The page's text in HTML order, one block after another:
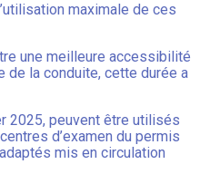
maximale de ces
une meilleure accessibilité
de la conduite, cette durée a
2025, peuvent être utilisés
d’examen du permis
mis en circulation